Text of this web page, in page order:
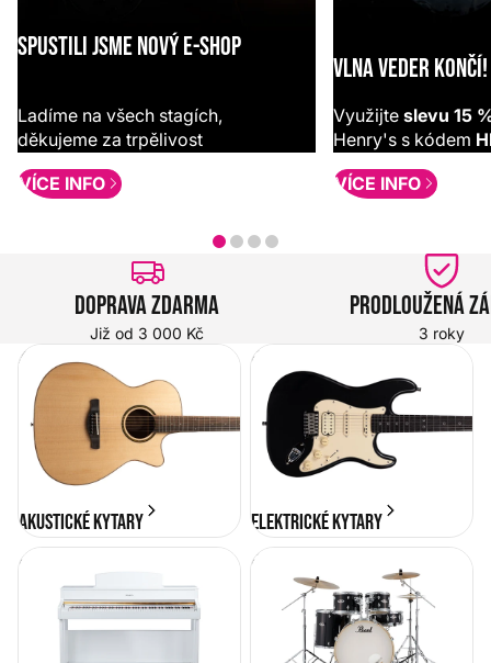
SPUSTILI JSME NOVÝ E-SHOP
Ladíme na všech stagích,
děkujeme za trpělivost
VÍCE INFO
VLNA VEDER KONČÍ!
Využijte slevu 15
Henry's s kódem
VÍCE INFO
Doprava zdarma
Již od 3 000 Kč
Prodloužená
3 roky
Akustické kytary
Akustické kytary
Elektrické kytary
Elektrické kytary
KLÁVESY BICÍ